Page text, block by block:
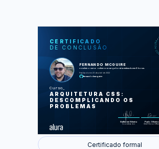
CERTIFICADO
DE CONCLUSÃO
FERNANDO MCGUIRE
concluiu o curso online com carga horária estimada em 8 horas.
Finalizado em 23 de abril de 2022
fernandohmcguire
Curso
ARQUITETURA CSS:
DESCOMPLICANDO OS
PROBLEMAS
Guilherme Silveira
Coordenador
Paulo Silveira
Chief Vision
Layout base e
Certificado formal